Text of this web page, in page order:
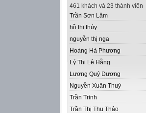
461 khách và 23 thành viên
Trần Sơn Lâm
hồ thị thúy
nguyễn thị nga
Hoàng Hà Phương
Lý Thị Lệ Hằng
Lương Quý Dương
Nguyễn Xuân Thuỷ
Trần Trinh
Trần Thị Thu Thảo